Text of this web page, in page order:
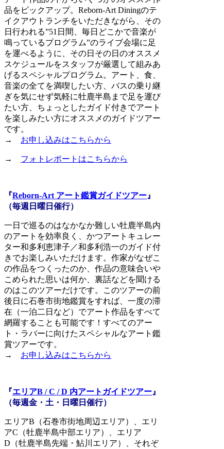
品をピックアップ。Reborn-Art Diningのテ
イクアウトランチをいただきながら、その
日行われる”51日間、毎日どこかで音楽が
鳴っているプログラム”のライブ会場に足
を運べるように、その日その日のオススメ
スケジュールをスタッフが厳選して組みあ
げるスペシャルプログラム。アート、食、
音楽の全てを満喫したい方、バスの乗り継
ぎを気にせず気軽に牡鹿半島まで足を運び
たい方、ちょっとしたガイド付きでアート
を楽しみたい方にオススメのガイドツアー
です。
→ お申し込みはこちらから
→ フォトレポートはこちらから
『Reborn-Art アート鑑賞ガイドツアー 』
（毎週日曜日催行）
一日で巡るのはなかなか難しい牡鹿半島内
のアートを効率良く、かつアートキュレー
ター和多利恵津子／和多利浩一のガイド付
きでお楽しみいただけます。作家がなぜこ
の作品をつくったのか、作品の意味合いや
こめられた思いは何か、裏話などを聞ける
のはこのツアーだけです。このツアーの前
後日に石巻市街地鑑賞をすれば、一度の滞
在（一泊二日など）でアート作品をすべて
網羅することも可能です！すべてのアー
ト・ラバーに向けたスペシャルなアート鑑
賞ツアーです。
→ お申し込みはこちらから
『エリアB / C / D 内アートガイドツアー 』
（毎週金・土・日曜日催行）
エリアB（石巻市街地周辺エリア）、エリ
アC（牡鹿半島中部エリア）、エリア
D（牡鹿半島先端・鮎川エリア）、それぞ